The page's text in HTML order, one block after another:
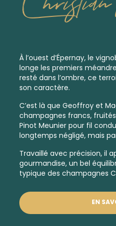
À l’ouest d’Épernay, le
longe les premiers
resté dans l’ombre, ce
son caractère.
C’est là que Geoffroy et
champagnes francs,
Pinot Meunier pour fil
longtemps négligé, mais
Travaillé avec précision, il
gourmandise, un bel
typique des champagnes
EN